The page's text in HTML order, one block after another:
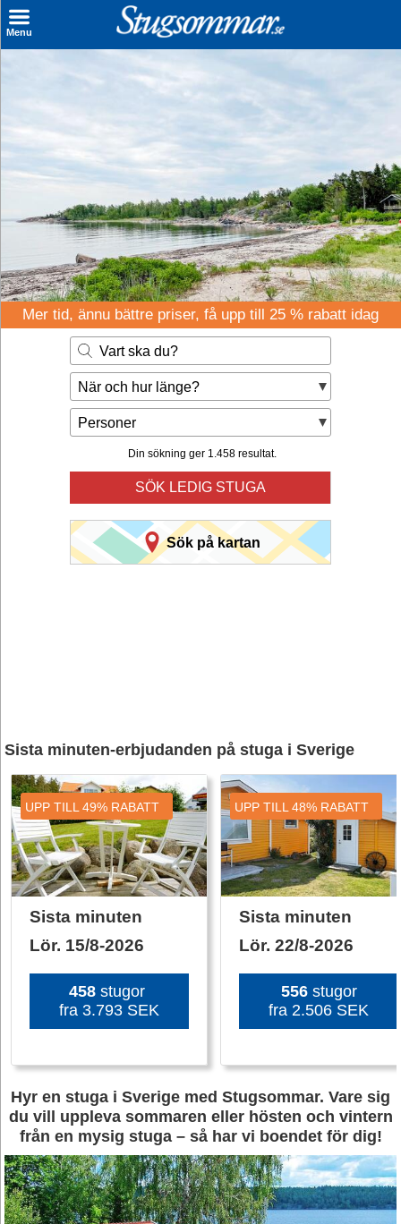
Menu
Sista Minuten
Inspiration
Kontakt
Husägare
Se hur mycket du kan tjäna
Räkna ut din
hyresintäkt
Mer tid, ännu bättre priser, få upp till 25 % rabatt idag
Vart ska du?
När och hur länge?
Personer
Din sökning ger 1.458 resultat.
SÖK LEDIG STUGA
Sök på kartan
Sista minuten-erbjudanden på stuga i Sverige
UPP TILL ​49%​ RABATT
Sista minuten
Lör. 15/8-2026
​458​ stugor
fra ​3.793 SEK​
UPP TILL ​48%​ RABATT
Sista minuten
Lör. 22/8-2026
​556​stugor
fra ​2.506 SEK​
Hyr en stuga i Sverige med Stugsommar. Vare sig
du vill uppleva sommaren eller hösten och vintern
från en mysig stuga – så har vi boendet för dig!